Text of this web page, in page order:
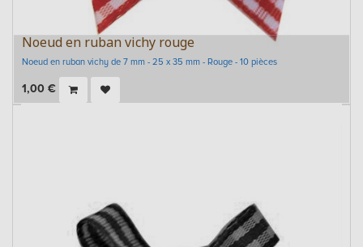
Noeud en ruban vichy rouge
Noeud en ruban vichy de 7 mm - 25 x 35 mm - Rouge - 10 pièces
1,00 €